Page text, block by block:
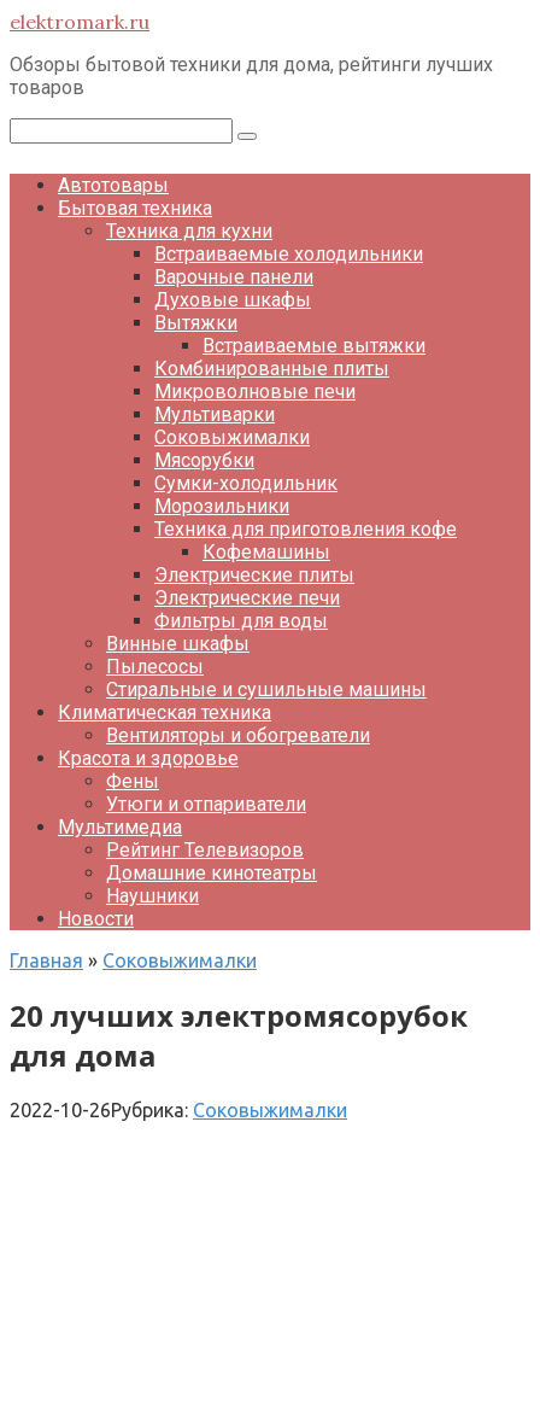
Перейти
контенту
elektromark.ru
Обзоры бытовой техники для дома, рейтинги лучших
товаров
Автотовары
Бытовая техника
Техника для кухни
Встраиваемые холодильники
Варочные панели
Духовые шкафы
Вытяжки
Встраиваемые вытяжки
Комбинированные плиты
Микроволновые печи
Мультиварки
Соковыжималки
Мясорубки
Сумки-холодильник
Морозильники
Техника для приготовления кофе
Кофемашины
Электрические плиты
Электрические печи
Фильтры для воды
Винные шкафы
Пылесосы
Стиральные и сушильные машины
Климатическая техника
Вентиляторы и обогреватели
Красота и здоровье
Фены
Утюги и отпариватели
Мультимедиа
Рейтинг Телевизоров
Домашние кинотеатры
Наушники
Новости
Главная » Соковыжималки
20 лучших электромясорубок
для дома
2022-10-26Рубрика: Соковыжималки